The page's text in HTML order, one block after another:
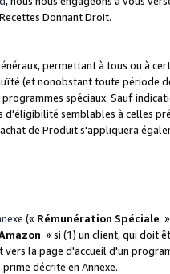
Donnant Droit.
permettant à tous ou à
(et nonobstant toute période
spéciaux. Sauf
semblables à celles
de Produit s'appliquera
(« Rémunération Spéciale
» si (1) un client, qui doit
la page d'accueil d'un
décrite en Annexe.